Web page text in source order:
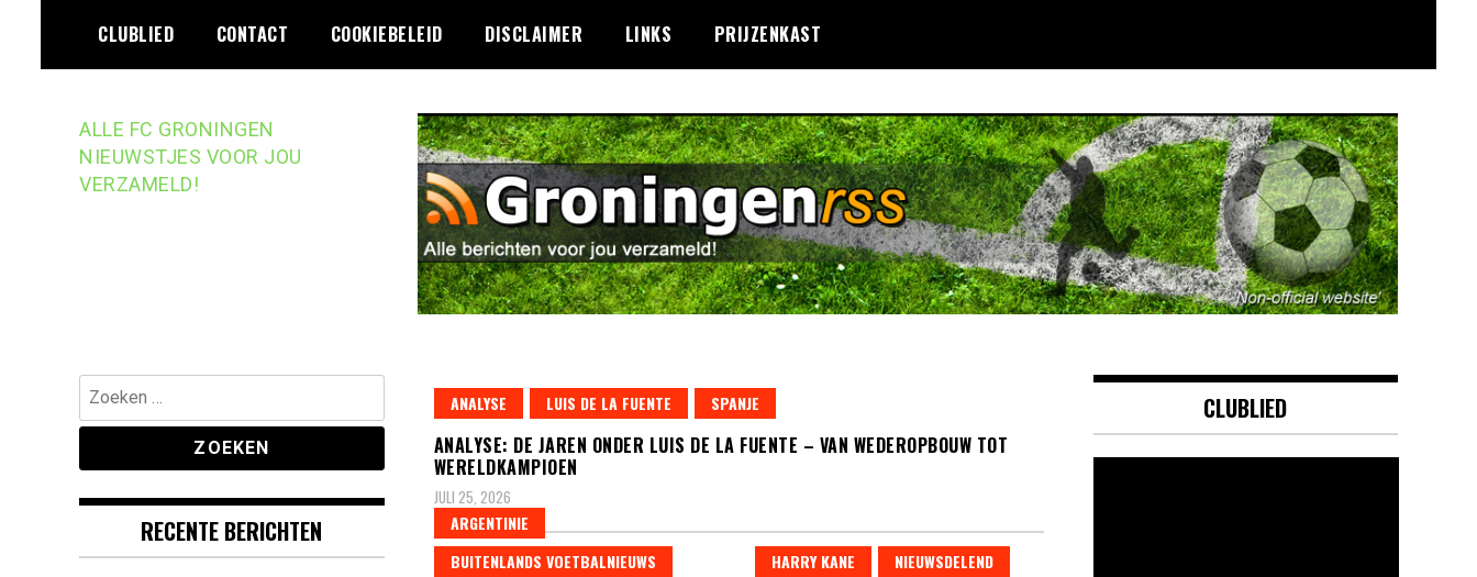
de
CLUBLIED CONTACT COOKIEBELEID DISCLAIMER LINKS PRIJZENKAST
ALLE FC GRONINGEN
NIEUWSTJES VOOR JOU
VERZAMELD!
ANALYSE LUIS DE LA FUENTE SPANJE
ANALYSE: DE JAREN ONDER LUIS DE LA FUENTE – VAN WEDEROPBOUW TOT
WERELDKAMPIOEN
JULI 25, 2026
ARGENTINIE
BUITENLANDS VOETBALNIEUWS
HARRY KANE
NIEUWSDELEND
Zoeken
naar:
RECENTE BERICHTEN
CLUBLIED